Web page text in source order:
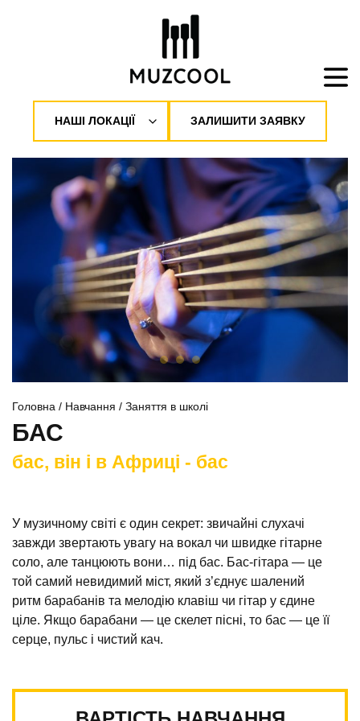
НАШІ ЛОКАЦІЇ
м. Львіввул. Городоцька 27
+38 063 13 073 13
м. Львіввул. Котляревського 13
+38 096 13 096 13
м. Львіввул. Хімічна 50
+38 050 50 503 13
м. Львівпр. Червоної Калини 71
+38 097 13 097 13
ЗАЛИШИТИ ЗАЯВКУ
Головна / Навчання / Заняття в школі
БАС
бас, він і в Африці - бас
У музичному світі є один секрет: звичайні слухачі
завжди звертають увагу на вокал чи швидке гітарне
соло, але танцюють вони… під бас. Бас-гітара — це
той самий невидимий міст, який з’єднує шалений
ритм барабанів та мелодію клавіш чи гітар у єдине
ціле. Якщо барабани — це скелет пісні, то бас — це її
серце, пульс і чистий кач.
суперсилу: ти керуєш тим, як люди відчувають грув.